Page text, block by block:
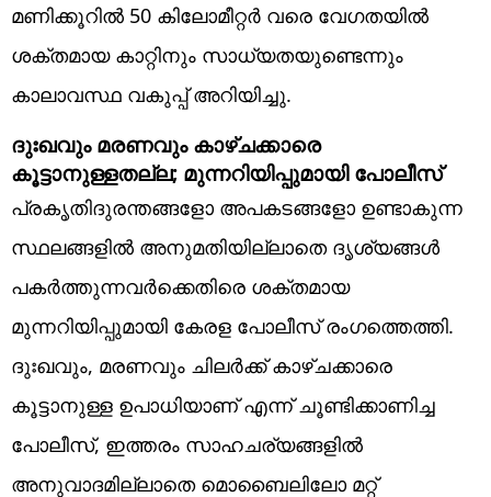
മണിക്കൂറിൽ 50 കിലോമീറ്റർ വരെ വേഗതയിൽ
ശക്തമായ കാറ്റിനും സാധ്യതയുണ്ടെന്നും
കാലാവസ്ഥ വകുപ്പ് അറിയിച്ചു.
ദുഃഖവും മരണവും കാഴ്ചക്കാരെ
കൂട്ടാനുള്ളതല്ല; മുന്നറിയിപ്പുമായി പോലീസ്
പ്രകൃതിദുരന്തങ്ങളോ അപകടങ്ങളോ ഉണ്ടാകുന്ന
സ്ഥലങ്ങളിൽ അനുമതിയില്ലാതെ ദൃശ്യങ്ങൾ
പകർത്തുന്നവർക്കെതിരെ ശക്തമായ
മുന്നറിയിപ്പുമായി കേരള പോലീസ് രംഗത്തെത്തി.
ദുഃഖവും, മരണവും ചിലർക്ക് കാഴ്ചക്കാരെ
കൂട്ടാനുള്ള ഉപാധിയാണ് എന്ന് ചൂണ്ടിക്കാണിച്ച
പോലീസ്, ഇത്തരം സാഹചര്യങ്ങളിൽ
അനുവാദമില്ലാതെ മൊബൈലിലോ മറ്റ്